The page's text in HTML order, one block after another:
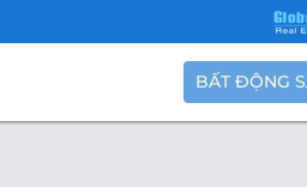
BẤT ĐỘNG